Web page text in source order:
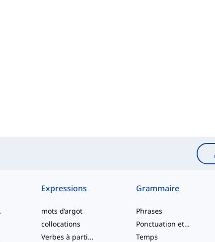
Expressions
mots d’argot
collocations
Verbes à particule
Grammaire
Phrases
Ponctuation et Orthographe
Temps